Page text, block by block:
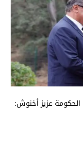
عزيز أخنوش: